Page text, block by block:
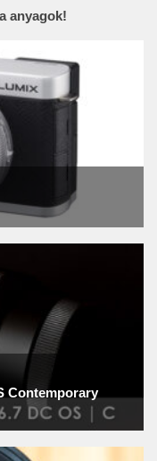
anyagok!